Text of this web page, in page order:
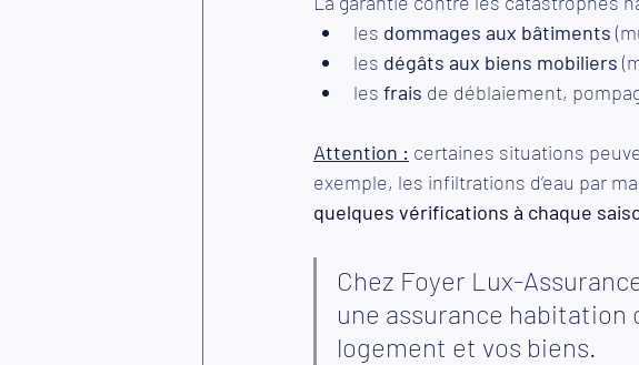
les dommages aux bâtiments
les dégâts aux biens mobiliers
les frais de déblaiement,
Attention : certaines situations
exemple, les infiltrations d’eau par
quelques vérifications à chaque
Chez Foyer Lux-
une assurance
logement et vos biens.